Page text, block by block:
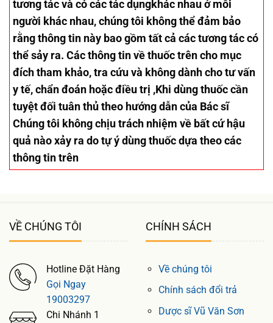
tương tác và có các tác dụngkhác nhau ở mỗi
người khác nhau, chúng tôi không thể đảm bảo
rằng thông tin này bao gồm tất cả các tương tác có
thể sảy ra. Các thông tin về thuốc trên cho mục
đích tham khảo, tra cứu và không dành cho tư vấn
y tế, chẩn đoán hoặc điều trị ,Khi dùng thuốc cần
tuyệt đối tuân thủ theo hướng dẫn của Bác sĩ
Chúng tôi không chịu trách nhiệm về bất cứ hậu
quả nào xảy ra do tự ý dùng thuốc dựa theo các
thông tin trên
VỀ CHÚNG TÔI
Hotline Đặt Hàng
Gọi Ngay
19003297
Chi Nhánh 1
CHÍNH SÁCH
Về chúng tôi
Chính sách đổi trả
Dược sĩ Vũ Văn Sơn